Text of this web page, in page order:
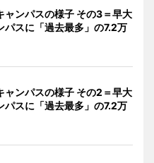
ャンパスの様子 その3＝早大
パスに「過去最多」の7.2万
ャンパスの様子 その2＝早大
パスに「過去最多」の7.2万